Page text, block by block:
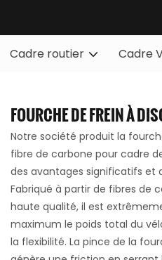
Cadre routier Cadre
FOURCHE DE FREIN À
Notre société produit la
fibre de carbone pour cadre
des avantages significatifs et
Fabriqué à partir de fibres de
haute qualité, il est
maximum le poids total du
la flexibilité. La pince de la